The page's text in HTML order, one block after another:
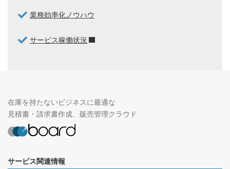
業務効率化ノウハウ
サービス稼働状況
在庫を持たないビジネスに最適な
見積書・請求書作成、販売管理クラウド
サービス関連情報